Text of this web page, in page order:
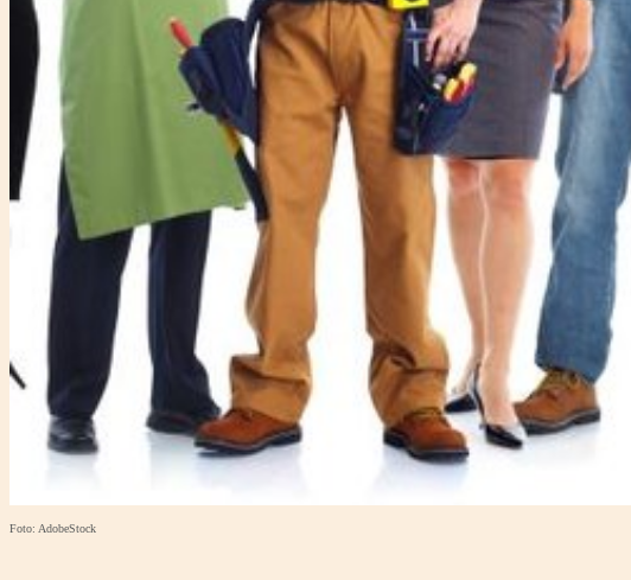
Foto: AdobeStock